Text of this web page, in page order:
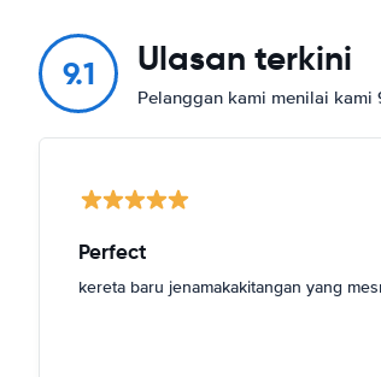
9.1 Ulasan terkini
Pelanggan kami menilai kami
Perfect
kereta baru jenamakakitangan yang